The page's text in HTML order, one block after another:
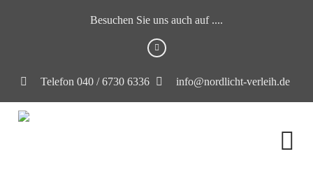
Besuchen Sie uns auch auf ....
Telefon 040 / 6730 6336 info@nordlicht-verleih.de